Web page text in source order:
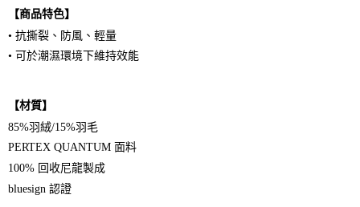
【商品特色】
• 抗撕裂、防風、輕量
• 可於潮濕環境下維持效能
【材質】
85%羽絨/15%羽毛
PERTEX QUANTUM 面料
100% 回收尼龍製成
bluesign 認證